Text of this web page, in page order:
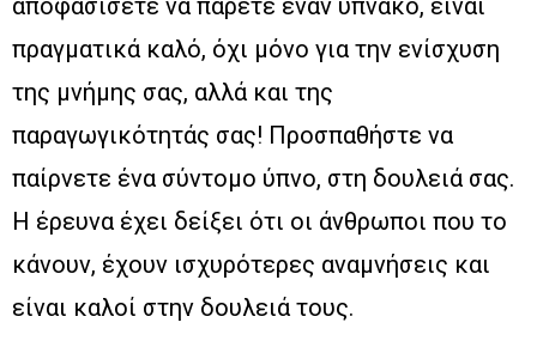
αποφασίσετε να πάρετε έναν υπνάκο, είναι
πραγματικά καλό, όχι μόνο για την ενίσχυση
της μνήμης σας, αλλά και της
παραγωγικότητάς σας! Προσπαθήστε να
παίρνετε ένα σύντομο ύπνο, στη δουλειά σας.
Η έρευνα έχει δείξει ότι οι άνθρωποι που το
κάνουν, έχουν ισχυρότερες αναμνήσεις και
είναι καλοί στην δουλειά τους.